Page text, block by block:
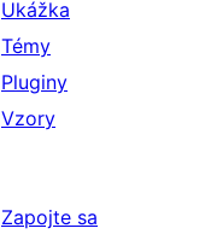
Ukážka
Témy
Pluginy
Vzory
Zapojte sa